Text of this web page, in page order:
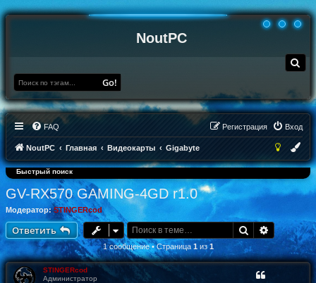
NoutPC
о
Go!
FAQ Вход
Регистрация
NoutPC Главная Видеокарты Gigabyte
Быстрый поиск
GV-RX570 GAMING-4GD r1.0
Модератор: STINGERcod
Ответить Поиск
1 сообщение • Страница 1из1
STINGERcod
Администратор